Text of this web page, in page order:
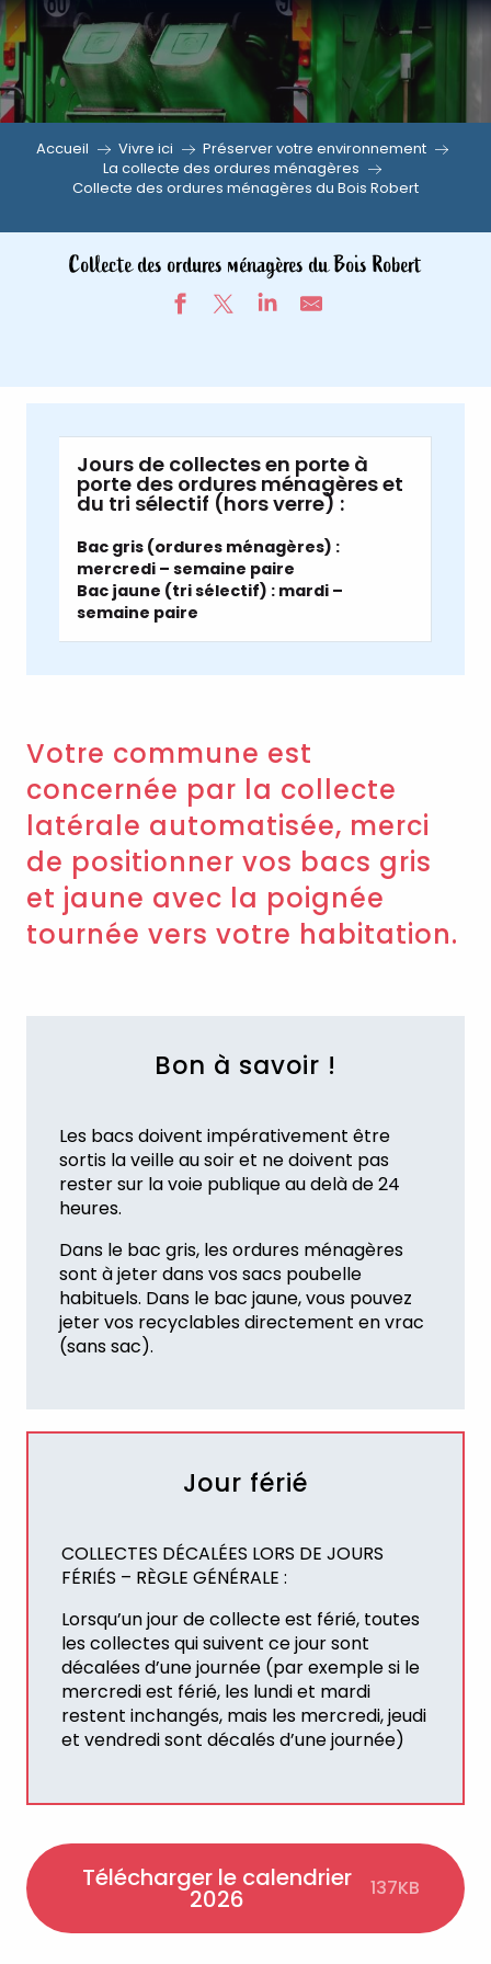
Aller
au
contenu
principal
Accueil Vivre ici
Préserver votre environnement
La collecte des ordures ménagères
Collecte des ordures ménagères du Bois Robert
Collecte des ordures ménagères du Bois Robert
Jours de collectes en porte à
porte des ordures ménagères et
du tri sélectif (hors verre) :
Bac gris (ordures ménagères) :
mercredi – semaine paire
Bac jaune (tri sélectif) : mardi –
semaine paire
Votre commune est
concernée par la collecte
latérale automatisée, merci
de positionner vos bacs gris
et jaune avec la poignée
tournée vers votre habitation.
Bon à savoir !
Les bacs doivent impérativement être
sortis la veille au soir et ne doivent pas
rester sur la voie publique au delà de 24
heures.
Dans le bac gris, les ordures ménagères
sont à jeter dans vos sacs poubelle
habituels. Dans le bac jaune, vous pouvez
jeter vos recyclables directement en vrac
(sans sac).
Jour férié
COLLECTES DÉCALÉES LORS DE JOURS
FÉRIÉS – RÈGLE GÉNÉRALE :
Lorsqu’un jour de collecte est férié, toutes
les collectes qui suivent ce jour sont
décalées d’une journée (par exemple si le
mercredi est férié, les lundi et mardi
restent inchangés, mais les mercredi, jeudi
et vendredi sont décalés d’une journée)
Télécharger le calendrier
2026 137KB